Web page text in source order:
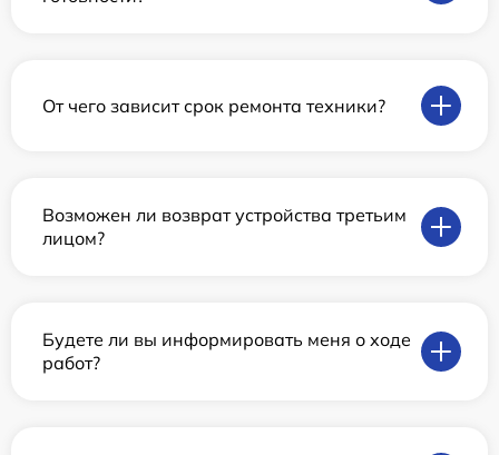
От чего зависит срок ремонта техники?
Возможен ли возврат устройства третьим
лицом?
Будете ли вы информировать меня о ходе
работ?